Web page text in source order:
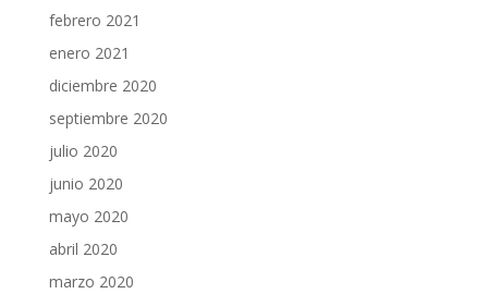
febrero 2021
enero 2021
diciembre 2020
septiembre 2020
julio 2020
junio 2020
mayo 2020
abril 2020
marzo 2020